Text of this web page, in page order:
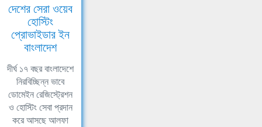
দেশের সেরা ওয়েব
হোস্টিং
প্রোভাইডার ইন
বাংলাদেশ
দীর্ঘ ১৭ বছর বাংলাদেশে
নিরবিচ্ছিন্ন ভাবে
ডোমেইন রেজিস্ট্রেশন
ও হোস্টিং সেবা প্রদান
করে আসছে আলফা